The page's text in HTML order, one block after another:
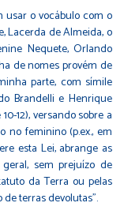
o vocábulo com o
Lacerda de Almeida, o
Nequete, Orlando
de nomes provém de
parte, com símile
Brandelli e Henrique
12), versando sobre a
no feminino (p.ex., em
esta Lei, abrange as
sem prejuízo de
da Terra ou pelas
terras devolutas”.